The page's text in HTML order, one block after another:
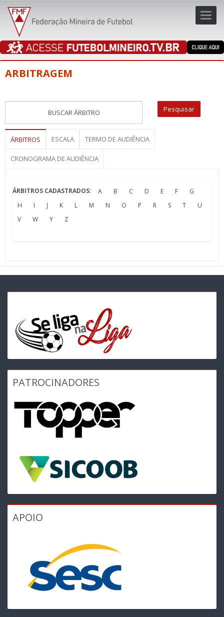
ARBITRAGEM
ÁRBITROS ESCALA TERMO DE AUDIÊNCIA
CRONOGRAMA DE AUDIÊNCIA
ÁRBITROS CADASTRADOS: A B C D E F
G
H
I J K L M N O P R S T
U
V
W Y Z
PATROCINADORES
APOIO